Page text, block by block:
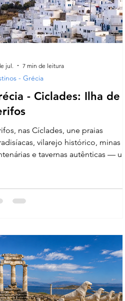
Navegadas
- Ciclades: Ilha de
nas Cíclades, une praias
vilarejo histórico, minas
e tavernas autênticas — um
- Grécia
jul. 7 min de leitura